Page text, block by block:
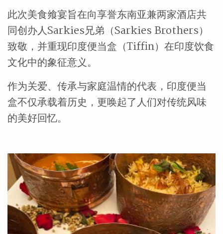
此次美食飨宴旨在向享誉东南亚兼两家酒店共
同创办人Sarkies兄弟（Sarkies Brothers）
致敬，并重现印度便当盒（Tiffin）在印度饮食
文化中的象征意义。
作为关爱、传承与家庭温情的代表，印度便当
盒不仅承载着历史，更唤起了人们对传统风味
的美好回忆。